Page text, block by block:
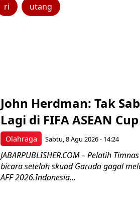
ri utang
Olahraga
John Herdman: Tak
Lagi di FIFA ASEAN
Sabtu, 8 Agu 2026 - 14:24
JABARPUBLISHER.COM – Pelatih
bicara setelah skuad Garuda gagal
AFF 2026.Indonesia...